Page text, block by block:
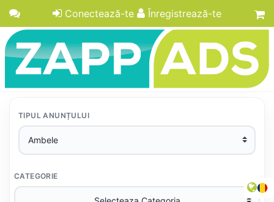
Conectează-te Înregistrează-te
TIPUL ANUNȚULUI
CATEGORIE